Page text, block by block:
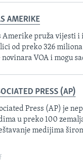
AMERIKE
Amerike pruža vijesti i
od preko 326
novinara VOA i mogu
PRESS (AP)
Press (AP) je
u preko 100
medijima